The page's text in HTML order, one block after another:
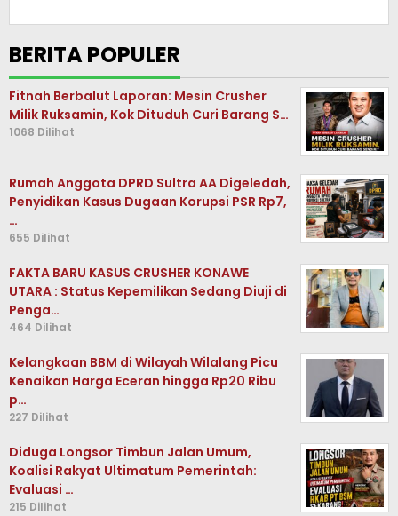
BERITA POPULER
Fitnah Berbalut Laporan: Mesin Crusher
Milik Ruksamin, Kok Dituduh Curi Barang S…
1068 Dilihat
Rumah Anggota DPRD Sultra AA Digeledah,
Penyidikan Kasus Dugaan Korupsi PSR Rp7,
…
655 Dilihat
FAKTA BARU KASUS CRUSHER KONAWE
UTARA : Status Kepemilikan Sedang Diuji di
Penga…
464 Dilihat
Kelangkaan BBM di Wilayah Wilalang Picu
Kenaikan Harga Eceran hingga Rp20 Ribu
p…
227 Dilihat
Diduga Longsor Timbun Jalan Umum,
Koalisi Rakyat Ultimatum Pemerintah:
Evaluasi …
215 Dilihat